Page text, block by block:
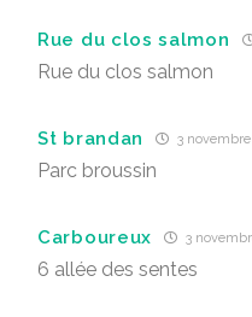
Rue du clos salmon
Rue du clos salmon
St brandan 3
Parc broussin
Carboureux 3
6 allée des sentes